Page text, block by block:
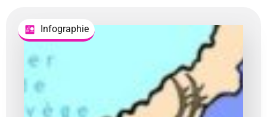
Infographie